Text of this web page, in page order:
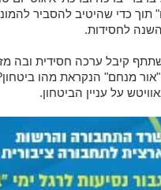
תוך כדי שהיטיב להסביר
לחסידות.
קיבל ערכה חסידית ובה
מנחם" הנקראת מהו
על עניין הביטחון.